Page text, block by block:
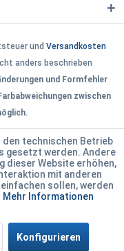
und Versandkosten
anders beschrieben
und Formfehler
zwischen
den technischen Betrieb
gesetzt werden. Andere
dieser Website erhöhen,
mit anderen
sollen, werden
Mehr Informationen
Konfigurieren